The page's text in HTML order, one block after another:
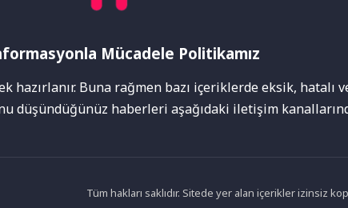
Mücadele Politikamız
hazırlanır. Buna rağmen bazı içeriklerde eksik, hatalı
düşündüğünüz haberleri aşağıdaki iletişim
Tüm hakları saklıdır. Sitede yer alan içerikler izinsiz